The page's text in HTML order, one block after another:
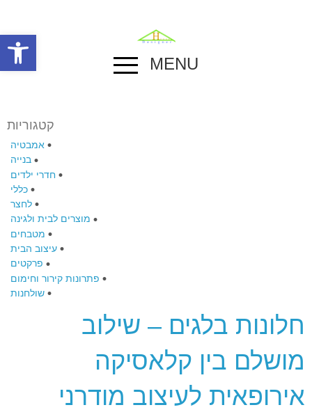
פתח
MENU
קטגוריות
אמבטיה
בנייה
חדרי ילדים
כללי
לחצר
מוצרים לבית ולגינה
מטבחים
עיצוב הבית
פרקטים
פתרונות קירור וחימום
שולחנות
חלונות בלגים – שילוב
מושלם בין קלאסיקה
אירופאית לעיצוב מודרני